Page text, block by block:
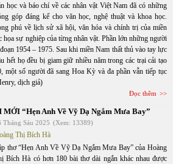
học và báo chí về các nhân vật Việt Nam đã có những
góp đáng kể cho văn học, nghệ thuật và khoa học.
phú về lịch sử xã hội, văn hóa và chính trị của miền
họa sự nghiệp của từng nhân vật. Phần lớn những người
1954 – 1975. Sau khi miền Nam thất thủ vào tay lực
hết họ đều bị giam giữ nhiều năm trong các trại cải tạo
một số người đã sang Hoa Kỳ và đa phần vẫn tiếp tục
dịch giả)
Đọc thêm
“Hẹn Anh Về Vỹ Dạ Ngắm Mưa Bay”
Tháng Sáu 2025 (Xem: 13389)
Thị Bích Hà
thơ “Hẹn Anh Về Vỹ Dạ Ngắm Mưa Bay” của Hoàng
Bích Hà có hơn 180 bài thơ dài ngắn khác nhau được